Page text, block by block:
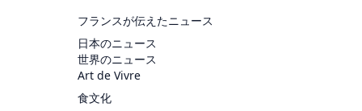
フランスが伝えたニュース
日本のニュース
世界のニュース
Art de Vivre
食文化